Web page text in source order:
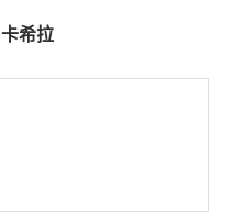
卡希拉